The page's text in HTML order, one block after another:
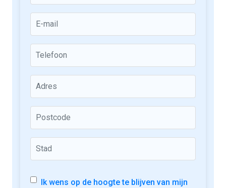
Ik wens op de hoogte te blijven van mijn